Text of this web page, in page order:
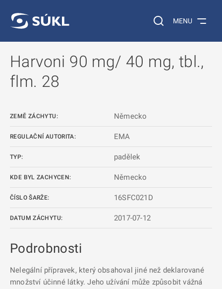
Vyhledávání na
MENU
Harvoni 90 mg/ 40 mg, tbl.,
flm. 28
ZEMĚ ZÁCHYTU: Německo
REGULAČNÍ AUTORITA: EMA
TYP: padělek
KDE BYL ZACHYCEN: Německo
ČÍSLO ŠARŽE: 16SFC021D
DATUM ZÁCHYTU: 2017-07-12
Podrobnosti
Nelegální přípravek, který obsahoval jiné než deklarované
množství účinné látky. Jeho užívání může způsobit vážná